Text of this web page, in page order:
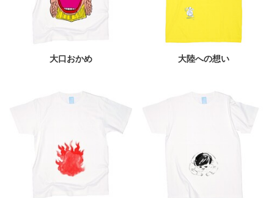
大口おかめ 大陸への想い